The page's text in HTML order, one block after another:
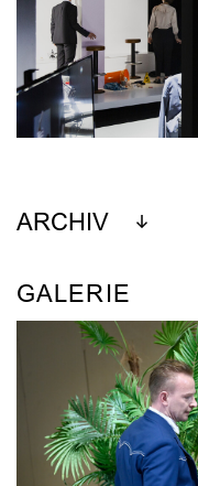
ARCHIV
GALERIE